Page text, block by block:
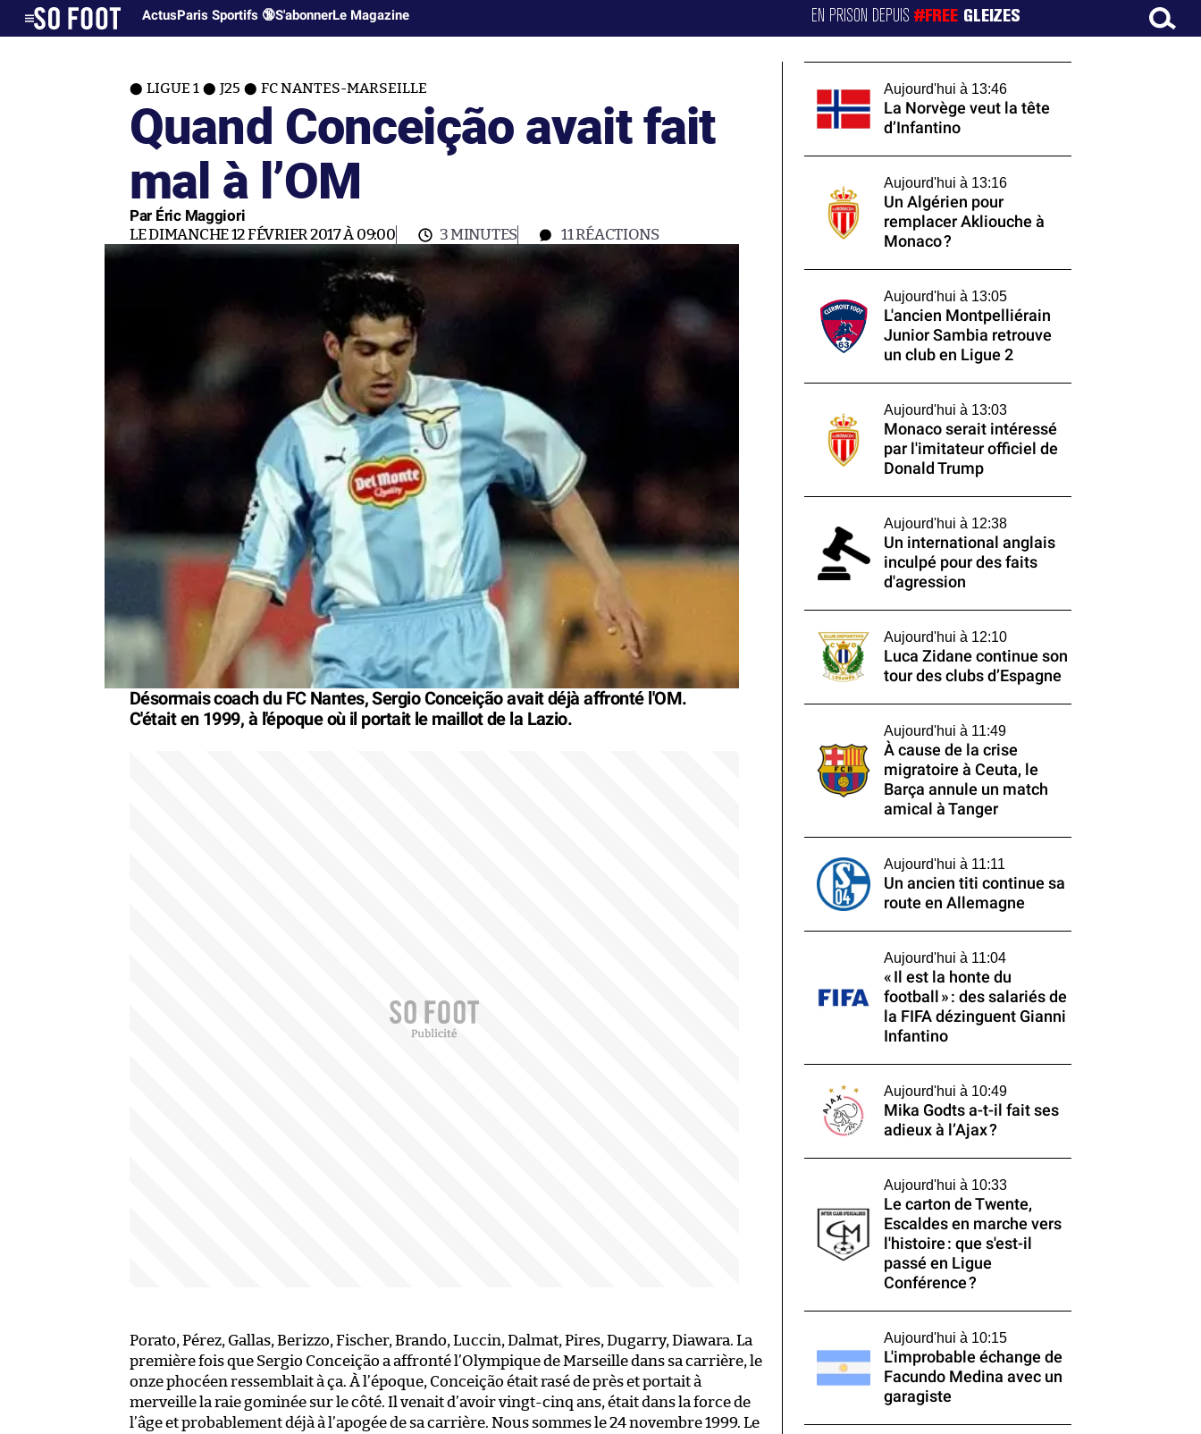
ActusParis Sportifs 🔞S'abonnerLe Magazine EN PRISON DEPUIS#FREE GLEIZES
LIGUE 1 J25 FC NANTES-MARSEILLE
Quand Conceição avait fait
mal à l’OM
Par Éric Maggiori
LE DIMANCHE 12 FÉVRIER 2017 À 09:00 3 MINUTES 11RÉACTIONS
Désormais coach du FC Nantes, Sergio Conceição avait déjà affronté l'OM.
C'était en 1999, à l'époque où il portait le maillot de la Lazio.
Porato, Pérez, Gallas, Berizzo, Fischer, Brando, Luccin, Dalmat, Pires, Dugarry, Diawara. La
première fois que Sergio Conceição a affronté l’Olympique de Marseille dans sa carrière, le
onze phocéen ressemblait à ça. À l’époque, Conceição était rasé de près et portait à
merveille la raie gominée sur le côté. Il venait d’avoir vingt-cinq ans, était dans la force de
l’âge et probablement déjà à l’apogée de sa carrière. Nous sommes le 24 novembre 1999. Le
Aujourd'hui à 13:46
La Norvège veut la tête
d’Infantino
Aujourd'hui à 13:16
Un Algérien pour
remplacer Akliouche à
Monaco ?
Aujourd'hui à 13:05
L'ancien Montpelliérain
Junior Sambia retrouve
un club en Ligue 2
Aujourd'hui à 13:03
Monaco serait intéressé
par l'imitateur officiel de
Donald Trump
Aujourd'hui à 12:38
Un international anglais
inculpé pour des faits
d'agression
Aujourd'hui à 12:10
Luca Zidane continue son
tour des clubs d’Espagne
Aujourd'hui à 11:49
À cause de la crise
migratoire à Ceuta, le
Barça annule un match
amical à Tanger
Aujourd'hui à 11:11
Un ancien titi continue sa
route en Allemagne
Aujourd'hui à 11:04
« Il est la honte du
football » : des salariés de
la FIFA dézinguent Gianni
Infantino
Aujourd'hui à 10:49
Mika Godts a-t-il fait ses
adieux à l’Ajax ?
Aujourd'hui à 10:33
Le carton de Twente,
Escaldes en marche vers
l'histoire : que s'est-il
passé en Ligue
Conférence ?
Aujourd'hui à 10:15
L'improbable échange de
Facundo Medina avec un
garagiste